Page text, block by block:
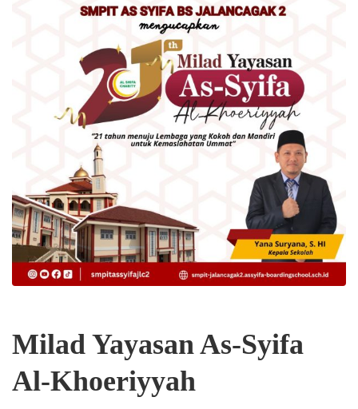
Milad Yayasan As-Syifa
Al-Khoeriyyah